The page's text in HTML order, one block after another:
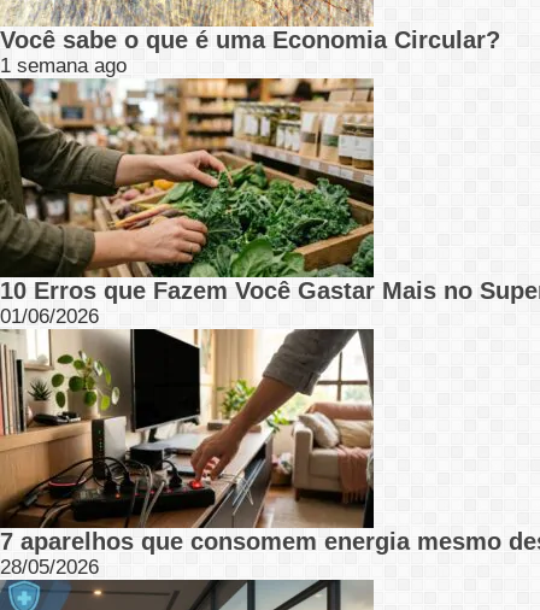
Você sabe o que é uma Economia Circular?
1 semana ago
10 Erros que Fazem Você Gastar Mais no
01/06/2026
7 aparelhos que consomem energia mesmo
28/05/2026